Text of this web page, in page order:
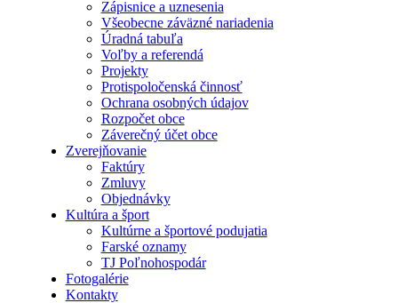
Zápisnice a uznesenia
Všeobecne záväzné nariadenia
Úradná tabuľa
Voľby a referendá
Projekty
Protispoločenská činnosť
Ochrana osobných údajov
Rozpočet obce
Záverečný účet obce
Zverejňovanie
Faktúry
Zmluvy
Objednávky
Kultúra a šport
Kultúrne a športové podujatia
Farské oznamy
TJ Poľnohospodár
Fotogalérie
Kontakty